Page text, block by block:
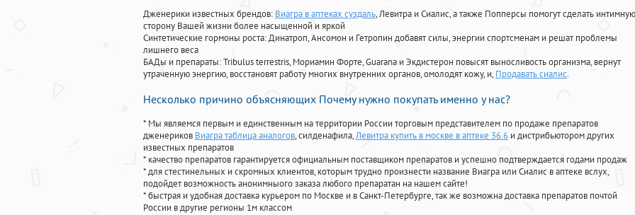
Дженерики известных брендов: Виагра в аптеках суздаль, Левитра и Сиалис, а также Попперсы помогут сделать интимную
сторону Вашей жизни более насыщенной и яркой
Синтетические гормоны роста: Динатроп, Ансомон и Гетропин добавят силы, энергии спортсменам и решат проблемы
лишнего веса
БАДы и препараты:Tribulus terrestris, Мориамин Форте, Guarana и Экдистерон повысят выносливость организма, вернут
утраченную энергию, восстановят работу многих внутренних органов, омолодят кожу, и, Продавать сиалис.
Несколько причино объясняющих Почему нужно покупать именно у нас?
* Мы являемся первым и единственным на территории России торговым представителем по продаже препаратов
дженериков Виагра таблица аналогов, силденафила,Левитра купить в москве в аптеке 36.6 и дистрибьютором других
известных препаратов
* качество препаратов гарантируется официальным поставщиком препаратов и успешно подтверждается годами продаж
* для стестинельных и скромных клиентов, которым трудно произнести название Виагра или Сиалис в аптеке вслух,
подойдет возможность анонимныого заказа любого препаратан на нашем сайте!
* быстрая и удобная доставка курьером по Москве и в Санкт-Петербурге, так же возможна доставка препаратов почтой
России в другие регионы 1м классом